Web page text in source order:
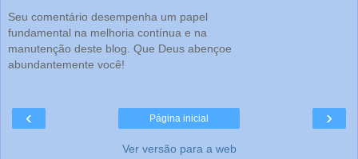
Seu comentário desempenha um papel
fundamental na melhoria contínua e na
manutenção deste blog. Que Deus abençoe
abundantemente você!
‹ ›
Página inicial
Ver versão para a web